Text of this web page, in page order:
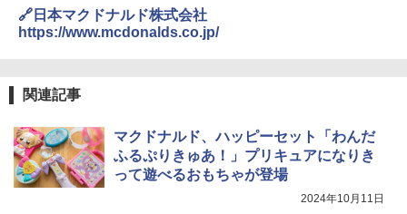
5
サントリー シングルモルト ウイスキー
白州 Story of the Distillery 2026 化粧箱
カップヌードル カップヌードルPRO し
ょうゆ 高たんぱく&低糖質 さらに塩分控
￥34,280
4
ジ 赤外線センサー ノンフライ調理 簡単
お手入れ 小型 新生活 一人暮らし 二人暮
らし ファミリー
🔗日本マクドナルド株式会社
https://www.mcdonalds.co.jp/
関連記事
マクドナルド、ハッピーセット「わんだ
ふるぷりきゅあ！」プリキュアになりき
って遊べるおもちゃが登場
2024年10月11日